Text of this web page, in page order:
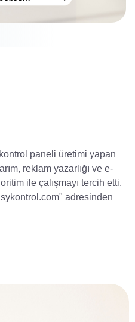
paneli üretimi yapan
reklam yazarlığı ve e-
ile çalışmayı tercih etti.
adresinden